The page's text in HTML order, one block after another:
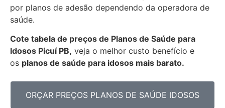
por planos de adesão dependendo da operadora de
saúde.
Cote tabela de preços de Planos de Saúde para
Idosos Picuí PB, veja o melhor custo benefício e
os planos de saúde para idosos mais barato.
ORÇAR PREÇOS PLANOS DE SAÚDE IDOSOS